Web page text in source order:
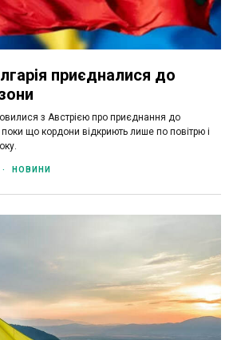
приєдналися до
з Австрією про приєднання до
що кордони відкриють лише по повітрю і
НОВИНИ